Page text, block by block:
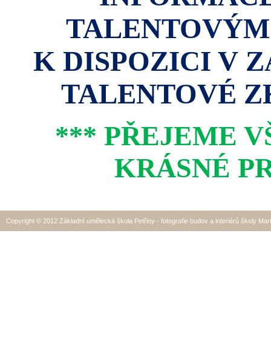
K DISPOZICI V
TALENTOVÉ
*** PŘEJEME
KRÁSNÉ
Copyright © 2012 Základní umělecká škola Petřiny - fotografie budov a interiérů školy